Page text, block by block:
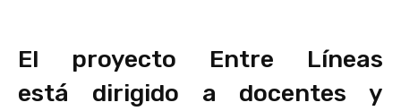
El proyecto Entre Líneas
está dirigido a docentes y